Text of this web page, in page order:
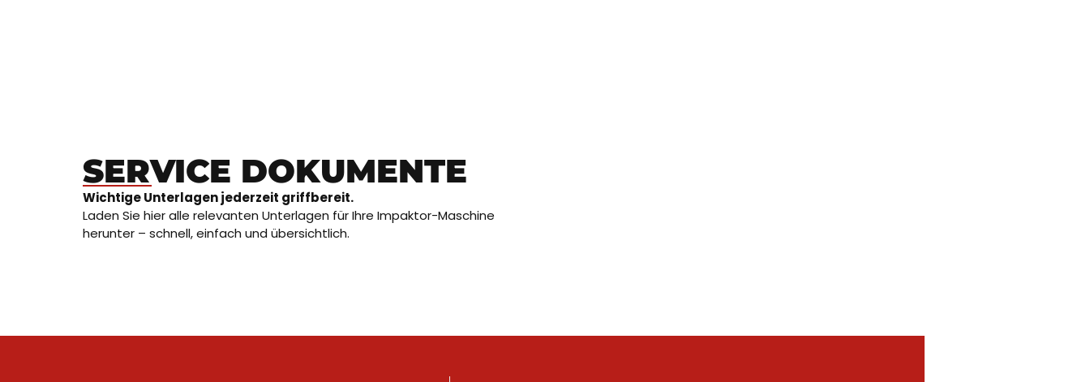
SERVICE DOKUMENTE
Wichtige Unterlagen jederzeit griffbereit.
Laden Sie hier alle relevanten Unterlagen für Ihre Impaktor-Maschine
herunter – schnell, einfach und übersichtlich.